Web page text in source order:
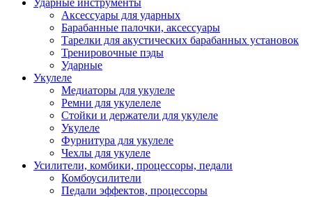
Ударные инструменты
Аксессуары для ударных
Барабанные палочки, аксессуары
Тарелки для акустических барабанных установок
Тренировочные пэды
Ударные
Укулеле
Медиаторы для укулеле
Ремни для укулелеле
Стойки и держатели для укулеле
Укулеле
Фурнитура для укулеле
Чехлы для укулеле
Усилители, комбики, процессоры, педали
Комбоусилители
Педали эффектов, процессоры